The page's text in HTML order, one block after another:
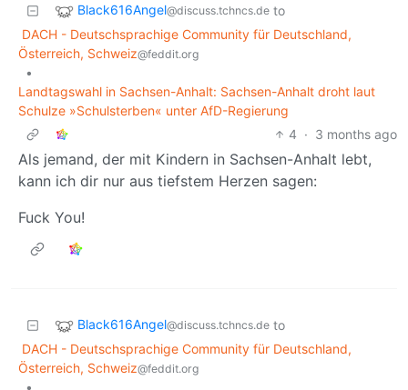
Black616Angel@discuss.tchncs.de to
DACH - Deutschsprachige Community für Deutschland,
Österreich, Schweiz@feddit.org
•
Landtagswahl in Sachsen-Anhalt: Sachsen-Anhalt droht laut
Schulze »Schulsterben« unter AfD-Regierung
4 · 3 months ago
Als jemand, der mit Kindern in Sachsen-Anhalt lebt,
kann ich dir nur aus tiefstem Herzen sagen:
Fuck You!
Black616Angel@discuss.tchncs.de to
DACH - Deutschsprachige Community für Deutschland,
Österreich, Schweiz@feddit.org
•